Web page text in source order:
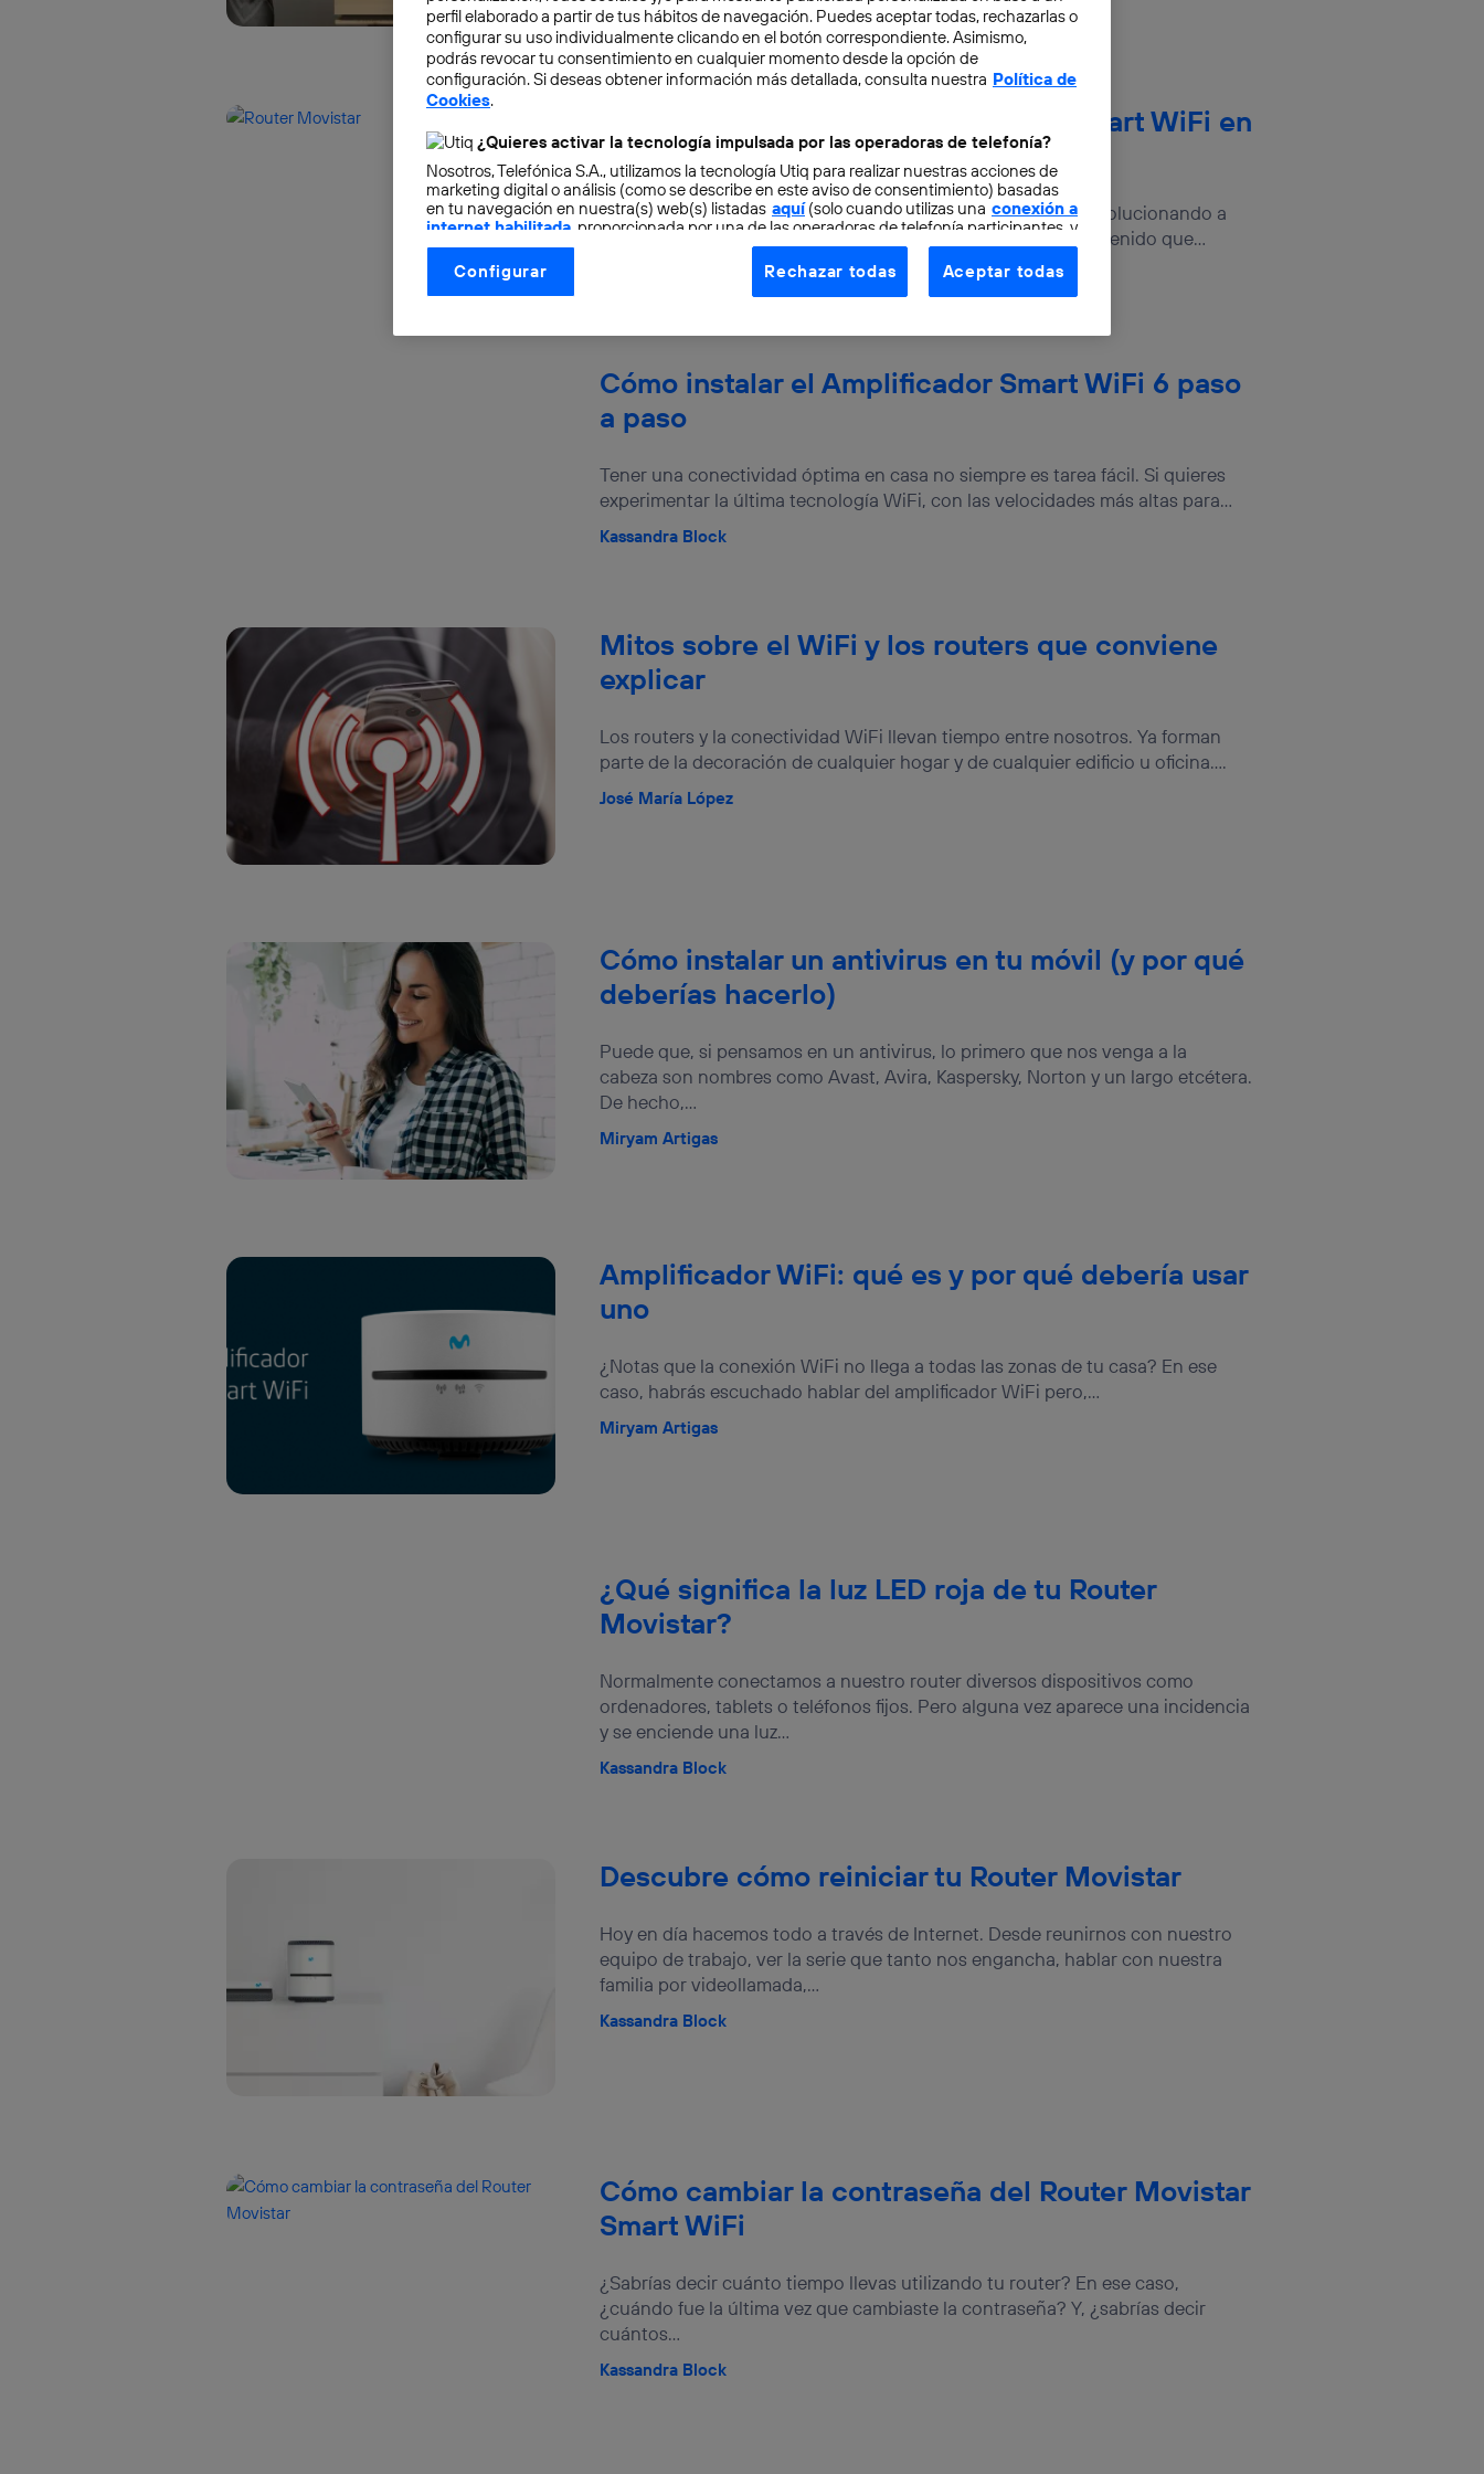
La historia del router: desde IMP a Smart WiFi en
40 años
Desde la creación de Internet en 1983, nuestra vida ha ido evolucionando a
una velocidad de vértigo. Sin apenas darnos cuenta, hemos tenido que...
Alejandro Nido Jiménez
Cómo instalar el Amplificador Smart WiFi 6 paso
a paso
Tener una conectividad óptima en casa no siempre es tarea fácil. Si quieres
experimentar la última tecnología WiFi, con las velocidades más altas para...
Kassandra Block
Mitos sobre el WiFi y los routers que conviene
explicar
Los routers y la conectividad WiFi llevan tiempo entre nosotros. Ya forman
parte de la decoración de cualquier hogar y de cualquier edificio u oficina....
José María López
Cómo instalar un antivirus en tu móvil (y por qué
deberías hacerlo)
Puede que, si pensamos en un antivirus, lo primero que nos venga a la
cabeza son nombres como Avast, Avira, Kaspersky, Norton y un largo etcétera.
De hecho,...
Miryam Artigas
Amplificador WiFi: qué es y por qué debería usar
uno
¿Notas que la conexión WiFi no llega a todas las zonas de tu casa? En ese
caso, habrás escuchado hablar del amplificador WiFi pero,...
Miryam Artigas
¿Qué significa la luz LED roja de tu Router
Movistar?
Normalmente conectamos a nuestro router diversos dispositivos como
ordenadores, tablets o teléfonos fijos. Pero alguna vez aparece una incidencia
y se enciende una luz...
Kassandra Block
Descubre cómo reiniciar tu Router Movistar
Hoy en día hacemos todo a través de Internet. Desde reunirnos con nuestro
equipo de trabajo, ver la serie que tanto nos engancha, hablar con nuestra
familia por videollamada,...
Kassandra Block
Cómo cambiar la contraseña del Router Movistar
Smart WiFi
¿Sabrías decir cuánto tiempo llevas utilizando tu router? En ese caso,
¿cuándo fue la última vez que cambiaste la contraseña? Y, ¿sabrías decir
cuántos...
Kassandra Block
perfil elaborado a partir de tus hábitos de navegación. Puedes aceptar todas, rechazarlas o
configurar su uso individualmente clicando en el botón correspondiente. Asimismo,
podrás revocar tu consentimiento en cualquier momento desde la opción de
configuración. Si deseas obtener información más detallada, consulta nuestra Política de
Cookies.
¿Quieres activar la tecnología impulsada por las operadoras de telefonía?
Nosotros, Telefónica S.A., utilizamos la tecnología Utiq para realizar nuestras acciones de
marketing digital o análisis (como se describe en este aviso de consentimiento) basadas
en tu navegación en nuestra(s) web(s) listadas aquí(solo cuando utilizas una conexión a
internet habilitada , proporcionada por una de las operadoras de telefonía participantes, y
otorgas tu consentimiento en cada página web).
La tecnología Utiq está diseñada con la privacidad como prioridad ofreciéndote elección y
control.
vinculada a la conexión que utilizas (p. ej., número de teléfono móvil).
Este identificador se asigna a la conexión de internet, por lo que cualquier persona que
conecte su dispositivo y consienta el uso de la tecnología recibirá el mismo identificador.
conexión de banda ancha(p. ej., Wi-Fi), el marketing o análisis se
realizará en función de las actividades de navegación de los miembros del hogar que
hayan dado su consentimiento.
datos móviles, el marketing será más personalizado, ya que se basará
Para más información, consulta la
política de privacidad de Utiq
Configurar Rechazar todas Aceptar todas